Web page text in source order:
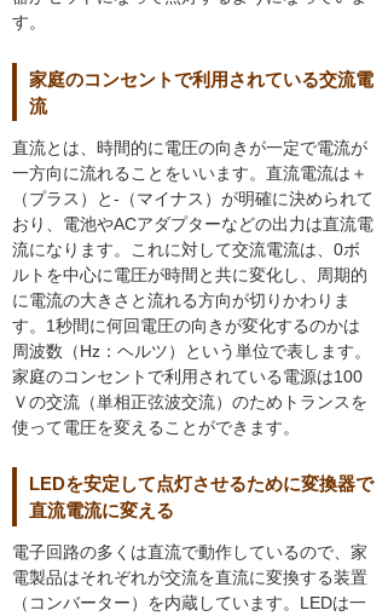
す。
家庭のコンセントで利用されている交流電
流
直流とは、時間的に電圧の向きが一定で電流が
一方向に流れることをいいます。直流電流は＋
（プラス）と-（マイナス）が明確に決められて
おり、電池やACアダプターなどの出力は直流電
流になります。これに対して交流電流は、0ボ
ルトを中心に電圧が時間と共に変化し、周期的
に電流の大きさと流れる方向が切りかわりま
す。1秒間に何回電圧の向きが変化するのかは
周波数（Hz：ヘルツ）という単位で表します。
家庭のコンセントで利用されている電源は100
Ｖの交流（単相正弦波交流）のためトランスを
使って電圧を変えることができます。
LEDを安定して点灯させるために変換器で
直流電流に変える
電子回路の多くは直流で動作しているので、家
電製品はそれぞれが交流を直流に変換する装置
（コンバーター）を内蔵しています。LEDは一